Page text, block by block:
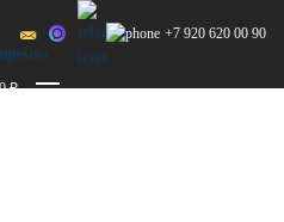
+7 920 620 00 90
0 ₽